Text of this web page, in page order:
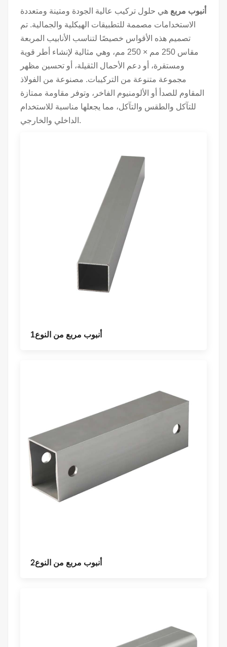
أنبوب مربع هي حلول تركيب عالية الجودة ومتينة ومتعددة
الاستخدامات مصممة للتطبيقات الهيكلية والجمالية. تم
تصميم هذه الأقواس خصيصًا لتناسب الأنابيب المربعة
مقاس 250 مم × 250 مم، وهي مثالية لإنشاء أطر قوية
ومستقرة، أو دعم الأحمال الثقيلة، أو تحسين مظهر
مجموعة متنوعة من التركيبات. مصنوعة من الفولاذ
المقاوم للصدأ أو الألومنيوم الفاخر، وتوفر مقاومة ممتازة
للتآكل والطقس والتآكل، مما يجعلها مناسبة للاستخدام
الداخلي والخارجي.
أنبوب مربع من النوع1
أنبوب مربع من النوع2